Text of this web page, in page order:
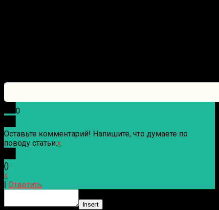
0
Оставьте комментарий! Напишите, что думаете по
поводу статьи.x
()
x
Ответить
Insert